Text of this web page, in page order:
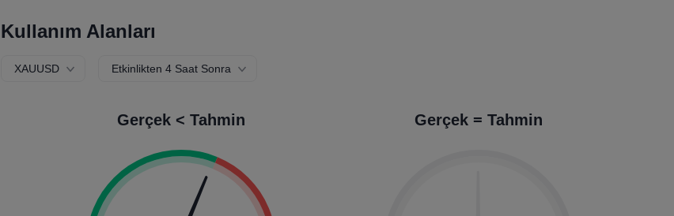
Kullanım Alanları
XAUUSD Etkinlikten 4 Saat Sonra
Gerçek < Tahmin Gerçek = Tahmin